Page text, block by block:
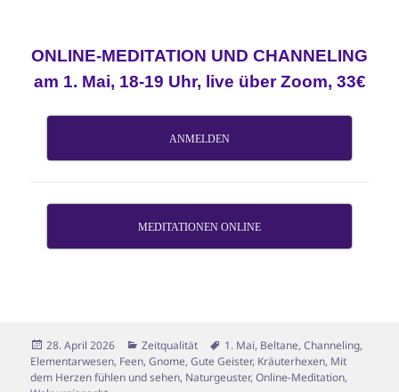
ONLINE-MEDITATION UND CHANNELING
am 1. Mai, 18-19 Uhr, live über Zoom, 33€
ANMELDEN
MEDITATIONEN ONLINE
Veröffentlicht
am
28. April 2026 Kategorien
Zeitqualität Schlagwörter
1. Mai, Beltane,Channeling,
Elementarwesen, Feen,Gnome,Gute Geister, Kräuterhexen, Mit
dem Herzen fühlen und sehen, Naturgeuster,Online-Meditation,